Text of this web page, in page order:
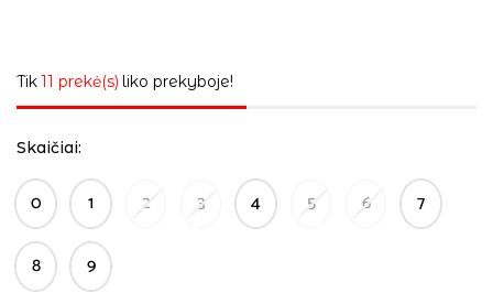
Tik11 prekė(s) liko prekyboje!
Skaičiai
0 1 2 3 4 5 6 7
8 9